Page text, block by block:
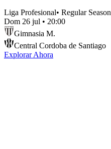
Liga Profesional• Regular Season
Dom 26 jul • 20:00
Gimnasia M.
Central Cordoba de Santiago
Explorar Ahora